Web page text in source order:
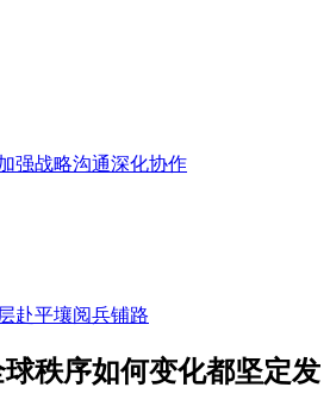
强战略沟通深化协作
赴平壤阅兵铺路
秩序如何变化都坚定发